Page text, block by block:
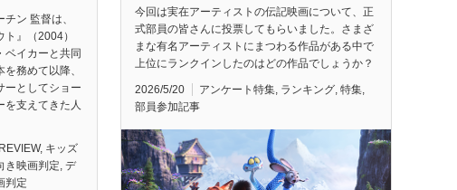
ン 監督は、
ト』（2004）
ベイカーと共同
務めて以降、
ーとしてショー
を支えてきた人
REVIEW, キッズ
き映画判定 デ
判定
今回は実在アーティストの伝記映画について、正
式部員の皆さんに投票してもらいました。さまざ
まな有名アーティストにまつわる作品がある中で
上位にランクインしたのはどの作品でしょうか？
2026/5/20 アンケート特集, ランキング, 特集,
部員参加記事